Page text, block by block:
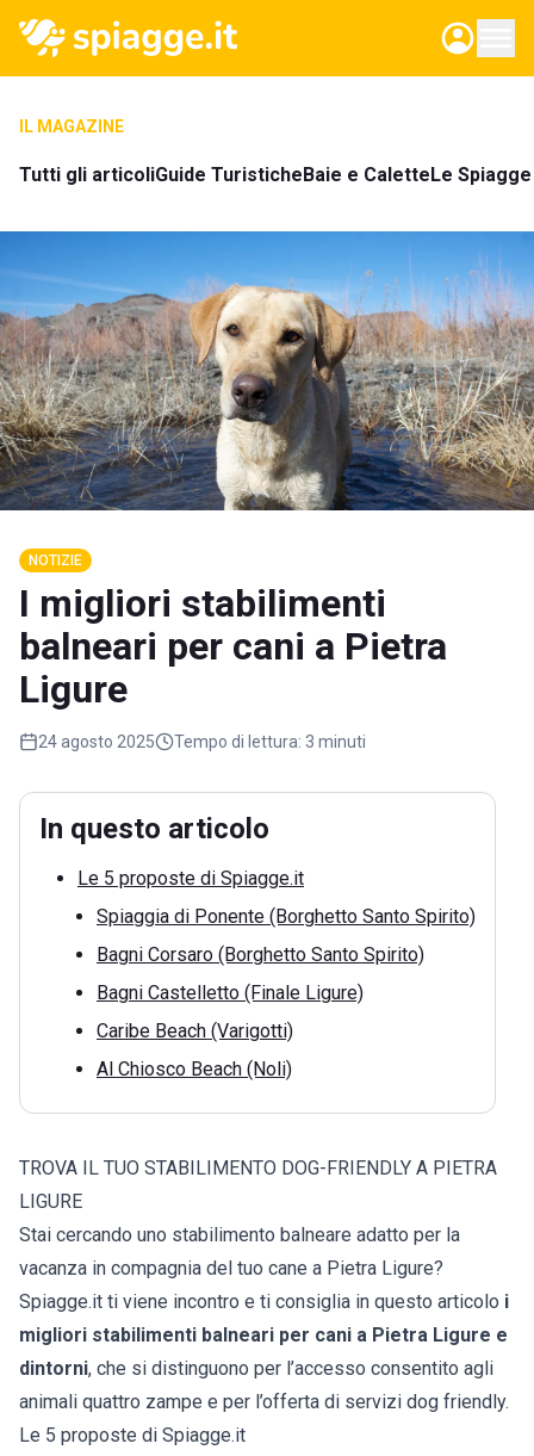
IL MAGAZINE
Tutti gli articoliGuide TuristicheBaie e CaletteLe
NOTIZIE
I migliori stabilimenti
balneari per cani a Pietra
Ligure
24 agosto 2025 Tempo di lettura: 3 minuti
In questo articolo
Le 5 proposte di Spiagge.it
Spiaggia di Ponente (Borghetto Santo Spirito)
Bagni Corsaro (Borghetto Santo Spirito)
Bagni Castelletto (Finale Ligure)
Caribe Beach (Varigotti)
Al Chiosco Beach (Noli)
TROVA IL TUO STABILIMENTO DOG-FRIENDLY A PIETRA
LIGURE
Stai cercando uno stabilimento balneare adatto per la
vacanza in compagnia del tuo cane a Pietra Ligure?
Spiagge.it ti viene incontro e ti consiglia in questo articolo i
migliori stabilimenti balneari per cani a Pietra Ligure e
dintorni, che si distinguono per l’accesso consentito agli
animali quattro zampe e per l’offerta di servizi dog friendly.
Le 5 proposte di Spiagge.it